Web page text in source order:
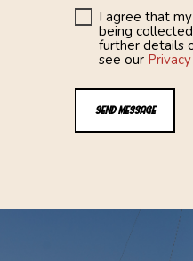
I agree that
being
further details
see our
SEND MESSAGE